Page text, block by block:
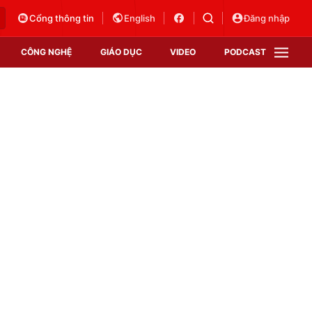
Cổng thông tin English Đăng nhập
CÔNG NGHỆ GIÁO DỤC VIDEO PODCAST